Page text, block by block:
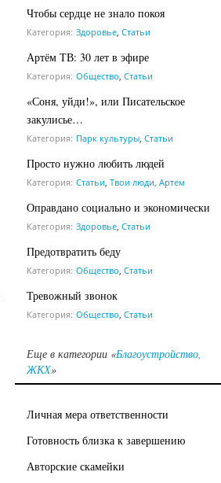
Чтобы сердце не знало покоя
Категория: Здоровье Статьи
Артём ТВ: 30 лет в эфире
Категория: Общество Статьи
«Соня, уйди!», или Писательское
закулисье…
Категория: Парк культуры Статьи
Просто нужно любить людей
Категория: Статьи Твои люди, Артем
Оправдано социально и экономически
Категория: Здоровье Статьи
Предотвратить беду
Категория: Общество Статьи
Тревожный звонок
Категория: Общество Статьи
Еще в категории «Благоустройство,
ЖКХ»
Личная мера ответственности
Готовность близка к завершению
Авторские скамейки